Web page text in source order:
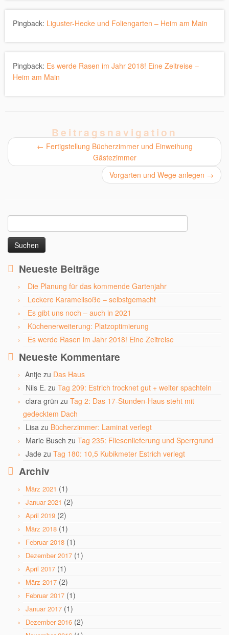
Pingback: Liguster-Hecke und Foliengarten – Heim am Main
Pingback: Es werde Rasen im Jahr 2018! Eine Zeitreise –
Heim am Main
Beitragsnavigation
← Fertigstellung Bücherzimmer und Einweihung
Gästezimmer
Vorgarten und Wege anlegen →
nach:
Neueste Beiträge
Die Planung für das kommende Gartenjahr
Leckere Karamellsoße – selbstgemacht
Es gibt uns noch – auch in 2021
Küchenerweiterung: Platzoptimierung
Es werde Rasen im Jahr 2018! Eine Zeitreise
Neueste Kommentare
Antje zu Das Haus
Nils E. zu Tag 209: Estrich trocknet gut + weiter spachteln
clara grün zu Tag 2: Das 17-Stunden-Haus steht mit
gedecktem Dach
Lisa zu Bücherzimmer: Laminat verlegt
Marie Busch zu Tag 235: Fliesenlieferung und Sperrgrund
Jade zu Tag 180: 10,5 Kubikmeter Estrich verlegt
Archiv
März 2021 (1)
Januar 2021 (2)
April 2019 (2)
März 2018 (1)
Februar 2018 (1)
Dezember 2017 (1)
April 2017 (1)
März 2017 (2)
Februar 2017 (1)
Januar 2017 (1)
Dezember 2016 (2)